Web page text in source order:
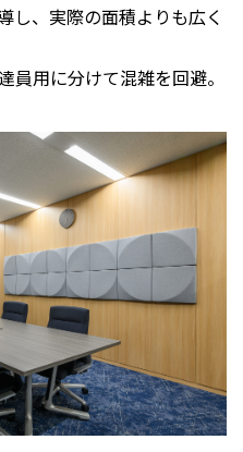
し、実際の面積よりも広く
員用に分けて混雑を回避。